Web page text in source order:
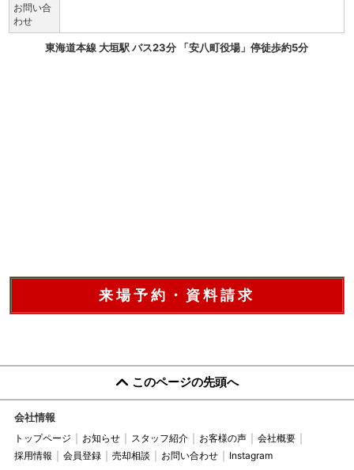
お問い合
わせ
東海道本線 大垣駅 バス23分 「安八町役場」停徒歩約5分
来場予約・資料請求
このページの先頭へ
会社情報
トップページ お知らせ スタッフ紹介 お客様の声
会社概要
採用情報
会員登録 売却相談 お問い合わせ Instagram